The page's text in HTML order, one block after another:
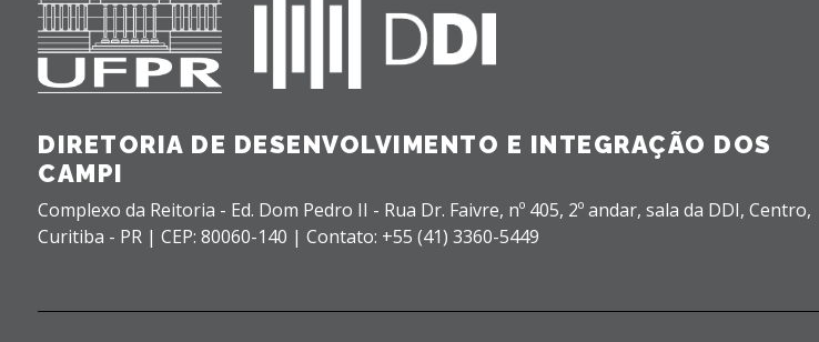
DIRETORIA DE DESENVOLVIMENTO E INTEGRAÇÃO DOS
CAMPI
Complexo da Reitoria - Ed. Dom Pedro II - Rua Dr. Faivre, nº 405, 2º andar, sala da DDI, Centro,
Curitiba - PR | CEP: 80060-140 | Contato: +55 (41) 3360-5449